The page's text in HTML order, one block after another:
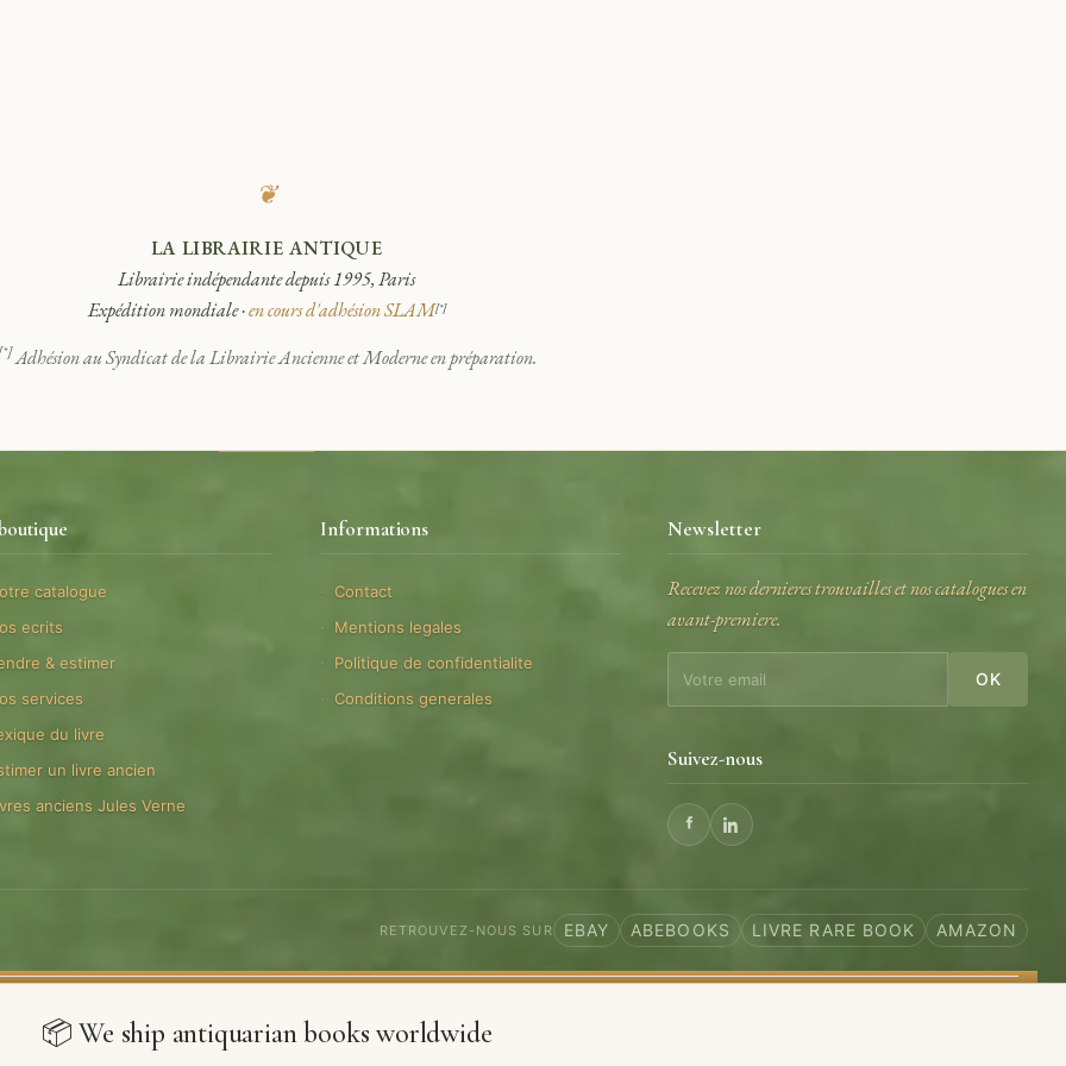
❦
LA LIBRAIRIE ANTIQUE
Librairie indépendante depuis 1995, Paris
Expédition mondiale ·en cours d'adhésion SLAM[*]
Adhésion au Syndicat de la Librairie Ancienne et Moderne en préparation.
catalogue
ecrits
& estimer
services
du livre
un livre ancien
anciens Jules Verne
Informations
Contact
Mentions legales
Politique de confidentialite
Conditions generales
Newsletter
Recevez nos dernieres trouvailles et nos catalogues en
avant-premiere.
OK
Suivez-nous
RETROUVEZ-NOUS SUR EBAY ABEBOOKS LIVRE RARE BOOK AMAZON
📦 We ship antiquarian books worldwide